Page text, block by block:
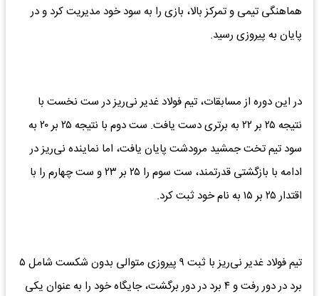
هماهنگی تیمی و تمرکز بالا، بازی را به سود خود مدیریت کرد و در
پایان به پیروزی رسید.
در این دوره از مسابقات، تیم فولاد غدیر نی‌ریز در ست نخست با
نتیجه ۲۵ بر ۲۲ به برتری دست یافت. ست دوم با نتیجه ۲۵ بر ۲۰ به
سود تیم تخت جمشید مرودشت پایان یافت، اما نماینده نی‌ریز در
ادامه با بازگشتی قدرتمند، ست سوم را ۲۵ بر ۲۳ و ست چهارم را با
اقتدار ۲۵ بر ۱۵ به نام خود ثبت کرد.
تیم فولاد غدیر نی‌ریز با ثبت ۹ پیروزی متوالی بدون شکست شامل ۵
برد در دور رفت و ۴ برد در دور برگشت، جایگاه خود را به عنوان یکی